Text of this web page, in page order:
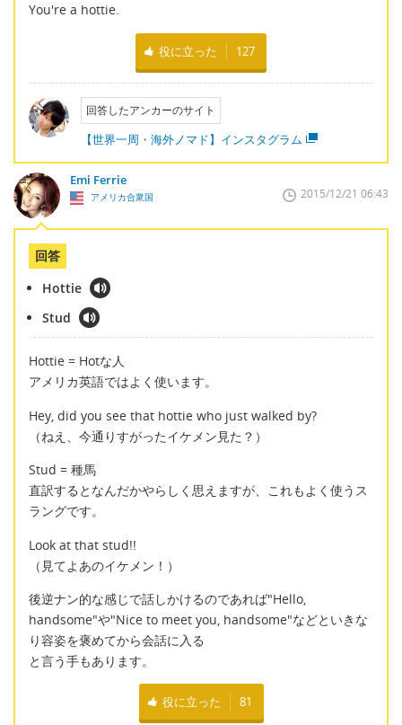
You're a hottie.
役に立った 127
回答したアンカーのサイト
【世界一周・海外ノマド】インスタグラム
Emi Ferrie
アメリカ合衆国 2015/12/21 06:43
回答
Hottie
Stud
Hottie = Hotな人
アメリカ英語ではよく使います。
Hey, did you see that hottie who just walked by?
（ねえ、今通りすがったイケメン見た？）
Stud = 種馬
直訳するとなんだかやらしく思えますが、これもよく使うス
ラングです。
Look at that stud!!
（見てよあのイケメン！）
後逆ナン的な感じで話しかけるのであれば"Hello,
handsome"や"Nice to meet you, handsome"などといきな
り容姿を褒めてから会話に入る
と言う手もあります。
役に立った 81